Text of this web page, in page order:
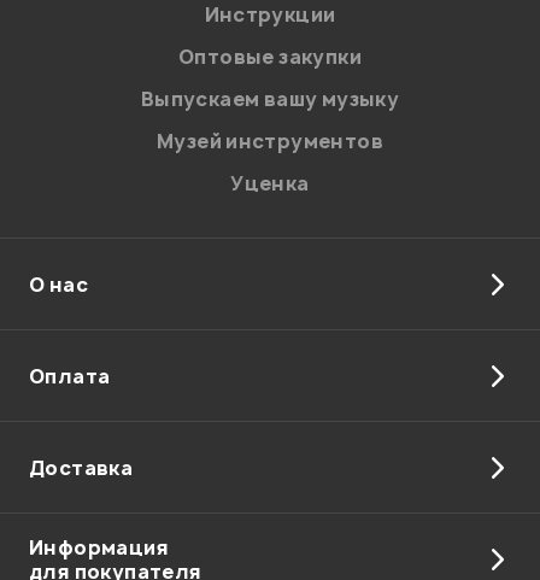
на обработку персональных данных в
Политикой в отношении обработки
персональных данных.
Введите проверочное число:
Отправить
Инструкции
Оптовые закупки
Выпускаем вашу музыку
Музей инструментов
Уценка
О нас
Оплата
Доставка
Информация
для покупателя